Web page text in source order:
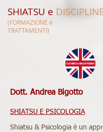
SHIATSU e
(FORMAZIONE e
TRATTAMENTI)
Dott. Andrea Bigotto
SHIATSU E PSICOLOGIA
Shiatsu & Psicologia è un